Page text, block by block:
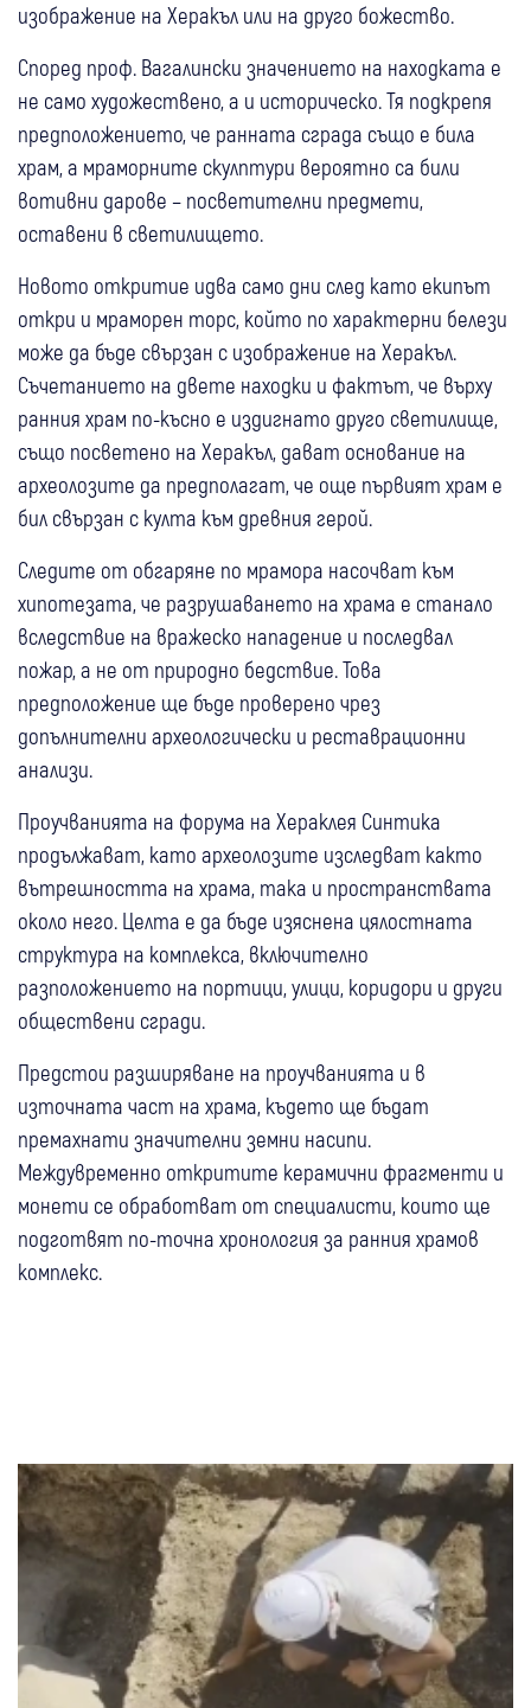
изображение на Херакъл или на друго божество.
Според проф. Вагалински значението на находката е
не само художествено, а и историческо. Тя подкрепя
предположението, че ранната сграда също е била
храм, а мраморните скулптури вероятно са били
вотивни дарове – посветителни предмети,
оставени в светилището.
Новото откритие идва само дни след като екипът
откри и мраморен торс, който по характерни белези
може да бъде свързан с изображение на Херакъл.
Съчетанието на двете находки и фактът, че върху
ранния храм по-късно е издигнато друго светилище,
също посветено на Херакъл, дават основание на
археолозите да предполагат, че още първият храм е
бил свързан с култа към древния герой.
Следите от обгаряне по мрамора насочват към
хипотезата, че разрушаването на храма е станало
вследствие на вражеско нападение и последвал
пожар, а не от природно бедствие. Това
предположение ще бъде проверено чрез
допълнителни археологически и реставрационни
анализи.
Проучванията на форума на Хераклея Синтика
продължават, като археолозите изследват както
вътрешността на храма, така и пространствата
около него. Целта е да бъде изяснена цялостната
структура на комплекса, включително
разположението на портици, улици, коридори и други
обществени сгради.
Предстои разширяване на проучванията и в
източната част на храма, където ще бъдат
премахнати значителни земни насипи.
Междувременно откритите керамични фрагменти и
монети се обработват от специалисти, които ще
подготвят по-точна хронология за ранния храмов
комплекс.